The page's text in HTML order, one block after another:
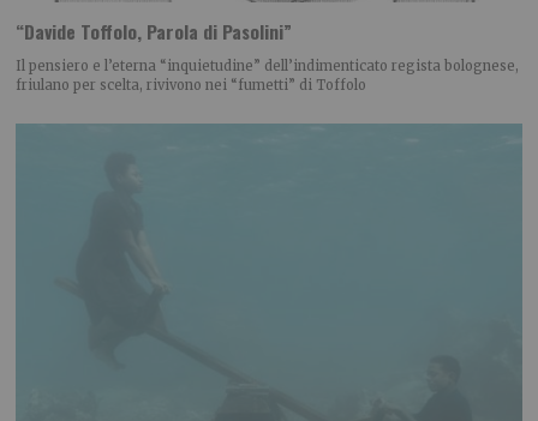
“Davide Toffolo, Parola di Pasolini”
Il pensiero e l’eterna “inquietudine” dell’indimenticato regista bolognese,
friulano per scelta, rivivono nei “fumetti” di Toffolo